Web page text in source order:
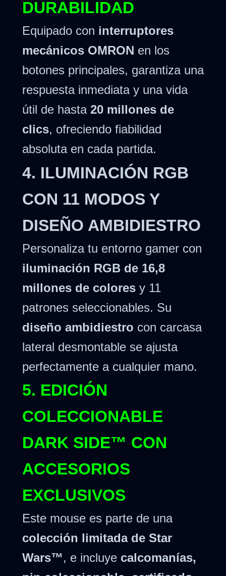
DURABILIDAD
Equipado con interruptores
mecánicos OMRON en los
botones principales, garantiza una
respuesta inmediata y una vida
útil de hasta 20 millones de
clics, ofreciendo fiabilidad
absoluta en cada partida.
4. ILUMINACIÓN RGB
CON 11 MODOS Y
DISEÑO AMBIDIESTRO
Personaliza tu entorno gamer con
iluminación RGB de 16,8
millones de colores y 11
patrones seleccionables. Su
diseño ambidiestro con carcasa
lateral desmontable se ajusta
perfectamente a cualquier mano.
5. EDICIÓN
COLECCIONABLE
DARK SIDE™ CON
ACCESORIOS
EXCLUSIVOS
Este mouse es parte de una
colección limitada de Star
Wars™, e incluye calcomanías,